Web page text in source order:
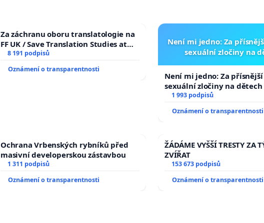
Za záchranu oboru translatologie na
FF UK / Save Translation Studies at
the Faculty of Arts, Charles
University
8 191 podpisů
Oznámení o transparentnosti
Není mi jedno: Za
sexuální zločiny na
Není mi jedno: Za
sexuální zločiny na dětech
1 993 podpisů
Oznámení o transparentnosti
Ochrana Vrbenských rybníků před
masivní developerskou zástavbou
1 311 podpisů
Oznámení o transparentnosti
ŽÁDÁME VYŠŠÍ TRESTY ZA
ZVÍŘAT
153 673 podpisů
Oznámení o transparentnosti